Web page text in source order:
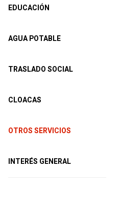
EDUCACIÓN
AGUA POTABLE
TRASLADO SOCIAL
CLOACAS
OTROS SERVICIOS
INTERÉS GENERAL